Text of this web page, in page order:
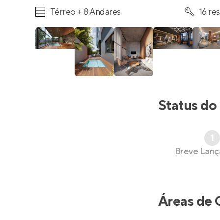
Térreo + 8 Andares 16
Status do
1
Breve
Áreas de